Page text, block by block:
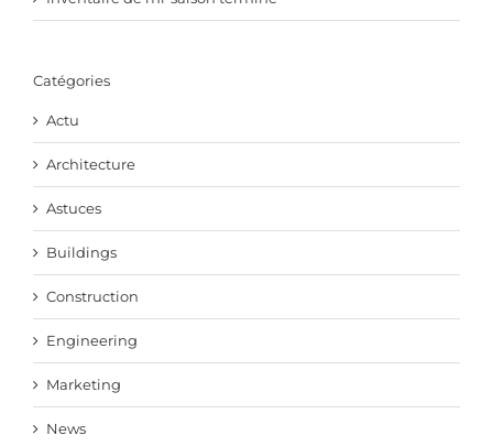
Catégories
Actu
Architecture
Astuces
Buildings
Construction
Engineering
Marketing
News